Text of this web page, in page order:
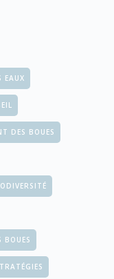
EAUX
DES BOUES
BOUES